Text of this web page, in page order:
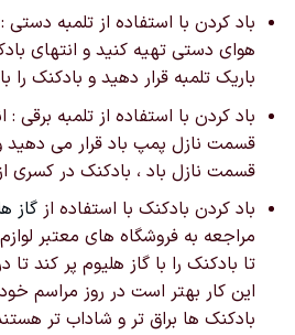
باد کردن با استفاده از تلمبه
هوای دستی تهیه کنید و انتهای
باریک تلمبه قرار دهید و بادکنک را
باد کردن با استفاده از تلمبه برقی :
قسمت نازل پمپ باد قرار می دهید
قسمت نازل باد ، بادکنک در کسری
باد کردن بادکنک با استفاده از گاز
مراجعه به فروشگاه های معتبر
تا بادکنک را با گاز هلیوم پر کند تا
این کار بهتر است در روز مراسم
بادکنک ها براق تر و شاداب تر